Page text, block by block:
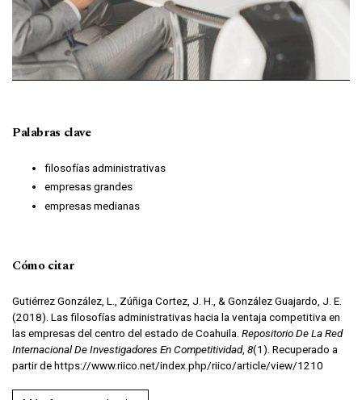
Palabras clave
filosofías administrativas
empresas grandes
empresas medianas
Cómo citar
Gutiérrez González, L., Zúñiga Cortez, J. H., & González Guajardo, J. E.
(2018). Las filosofías administrativas hacia la ventaja competitiva en
las empresas del centro del estado de Coahuila. Repositorio De La Red
Internacional De Investigadores En Competitividad, 8(1). Recuperado a
partir de https://www.riico.net/index.php/riico/article/view/1210